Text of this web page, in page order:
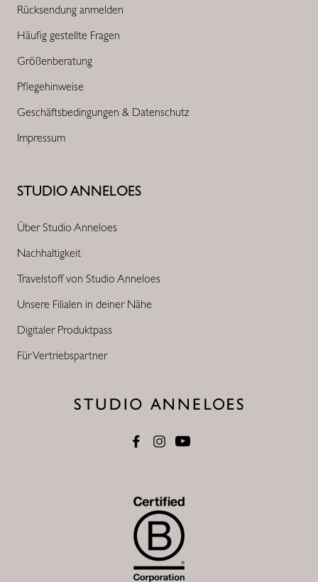
STUDIO ANNELOES
Über Studio Anneloes
Nachhaltigkeit
Travelstoff von Studio Anneloes
Unsere Filialen in deiner Nähe
Digitaler Produktpass
Für Vertriebspartner
Rücksendung anmelden
Häufig gestellte Fragen
Größenberatung
Pflegehinweise
Geschäftsbedingungen & Datenschutz
Impressum